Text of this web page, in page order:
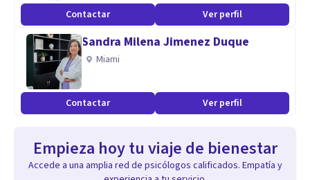
Contactar Ver perfil
Sandra Milena Jimenez Duque
Miami
Contactar Ver perfil
Empieza hoy tu viaje de bienestar
Accede a una amplia red de psicólogos calificados. Empatía y